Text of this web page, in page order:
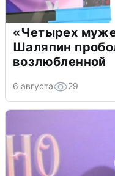
«Четырех
Шаляпин
возлюбленной
6 августа 29